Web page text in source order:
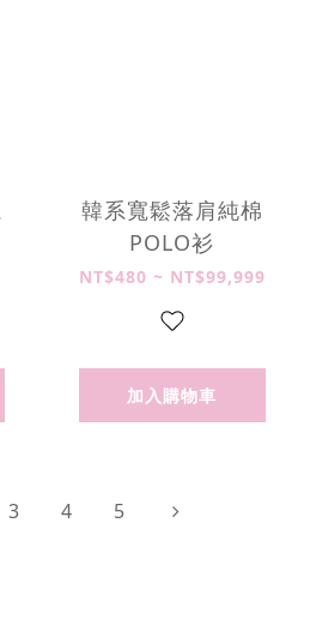
韓系寬鬆落肩純棉
POLO衫
NT$480 ~ NT$99,999
加入購物車
3 4 5